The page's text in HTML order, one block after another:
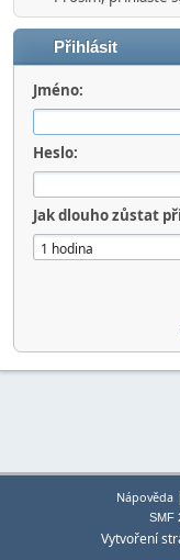
Přihlásit
Jméno:
Heslo:
Jak dlouho zůstat
Nápověda|
SMF
Vytvoření